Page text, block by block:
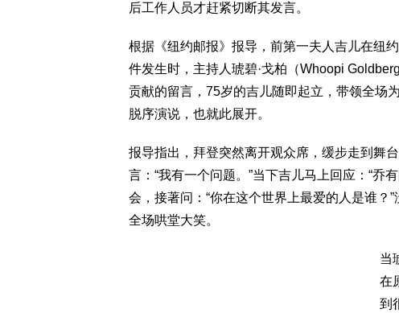
后工作人员才赶紧切断其发言。
根据《纽约邮报》报导，前第一夫人吉儿在纽
件发生时，主持人琥碧·戈柏（Whoopi
贡献的留言，75岁的吉儿随即起立，带领全场
脱序演说，也就此展开。
报导指出，拜登突然离开观众席，缓步走到舞
言：“我有一个问题。”当下吉儿马上回应：“乔
会，接著问：“你在这个世界上最爱的人是谁？
全场哄堂大笑。
当
在
到